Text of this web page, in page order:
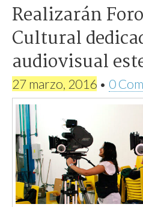
Realizarán
Cultural
audiovisual
27 marzo, 2016 • 0